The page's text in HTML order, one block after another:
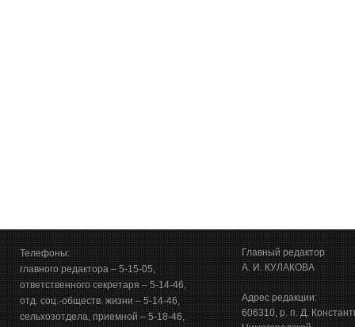
Телефоны:
главного редактора – 5-15-05,
ответственного секретаря – 5-14-46,
отд. соц.-обществ. жизни – 5-14-46,
сельхозотдела, приемной – 5-18-46,
Главный редактор
А. И. КУЛАКОВА
Адрес редакции:
606310, р. п. Д.